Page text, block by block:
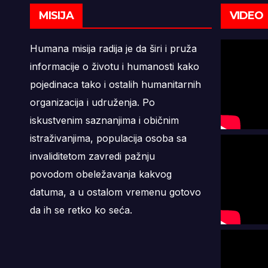
MISIJA
Humana misija radija je da širi i pruža
informacije o životu i humanosti kako
pojedinaca tako i ostalih humanitarnih
organizacija i udruženja. Po
iskustvenim saznanjima i običnim
istraživanjima, populacija osoba sa
invaliditetom zavredi pažnju
povodom obeležavanja kakvog
datuma, a u ostalom vremenu gotovo
da ih se retko ko seća.
VIDEO